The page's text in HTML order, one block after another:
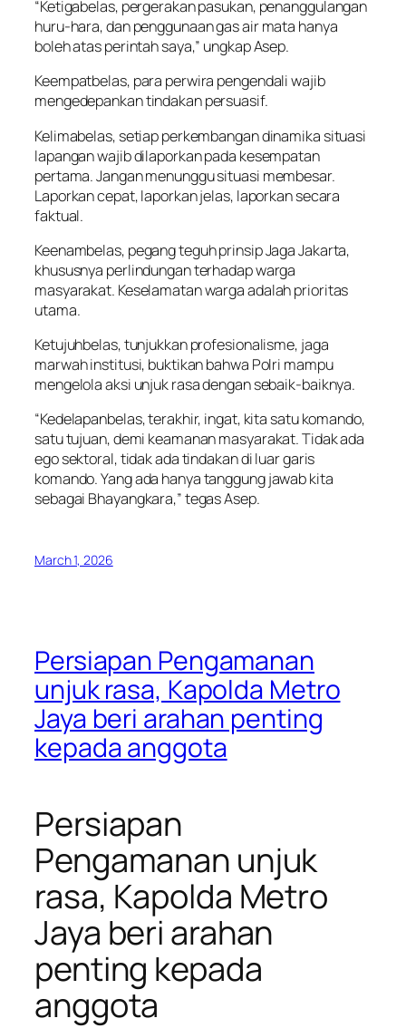
“Ketigabelas, pergerakan pasukan, penanggulangan
huru-hara, dan penggunaan gas air mata hanya
boleh atas perintah saya,” ungkap Asep.
Keempatbelas, para perwira pengendali wajib
mengedepankan tindakan persuasif.
Kelimabelas, setiap perkembangan dinamika situasi
lapangan wajib dilaporkan pada kesempatan
pertama. Jangan menunggu situasi membesar.
Laporkan cepat, laporkan jelas, laporkan secara
faktual.
Keenambelas, pegang teguh prinsip Jaga Jakarta,
khususnya perlindungan terhadap warga
masyarakat. Keselamatan warga adalah prioritas
utama.
Ketujuhbelas, tunjukkan profesionalisme, jaga
marwah institusi, buktikan bahwa Polri mampu
mengelola aksi unjuk rasa dengan sebaik-baiknya.
“Kedelapanbelas, terakhir, ingat, kita satu komando,
satu tujuan, demi keamanan masyarakat. Tidak ada
ego sektoral, tidak ada tindakan di luar garis
komando. Yang ada hanya tanggung jawab kita
sebagai Bhayangkara,” tegas Asep.
March 1, 2026
Persiapan Pengamanan
unjuk rasa, Kapolda Metro
Jaya beri arahan penting
kepada anggota
Persiapan
Pengamanan unjuk
rasa, Kapolda Metro
Jaya beri arahan
penting kepada
anggota